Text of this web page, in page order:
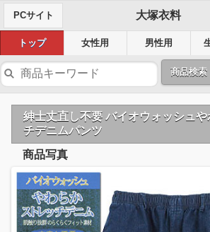
PCサイト 大塚衣料
トップ 女性用 男性用
商品検索
紳士丈直し不要 バイオウォッシュや
チデニムパンツ
商品写真